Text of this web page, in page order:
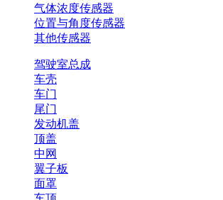
气体浓度传感器
位置与角度传感器
其他传感器
驾驶室总成
车壳
车门
尾门
发动机盖
顶盖
中网
翼子板
面罩